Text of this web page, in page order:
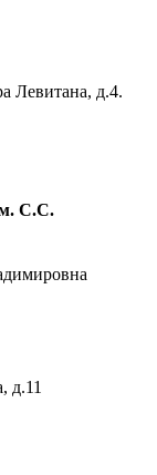
Левитана, д.4.
С.С.
д.11